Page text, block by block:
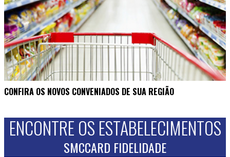
CONFIRA OS NOVOS CONVENIADOS DE SUA REGIÃO
ENCONTRE OS ESTABELECIMENTOS
SMCCARD FIDELIDADE